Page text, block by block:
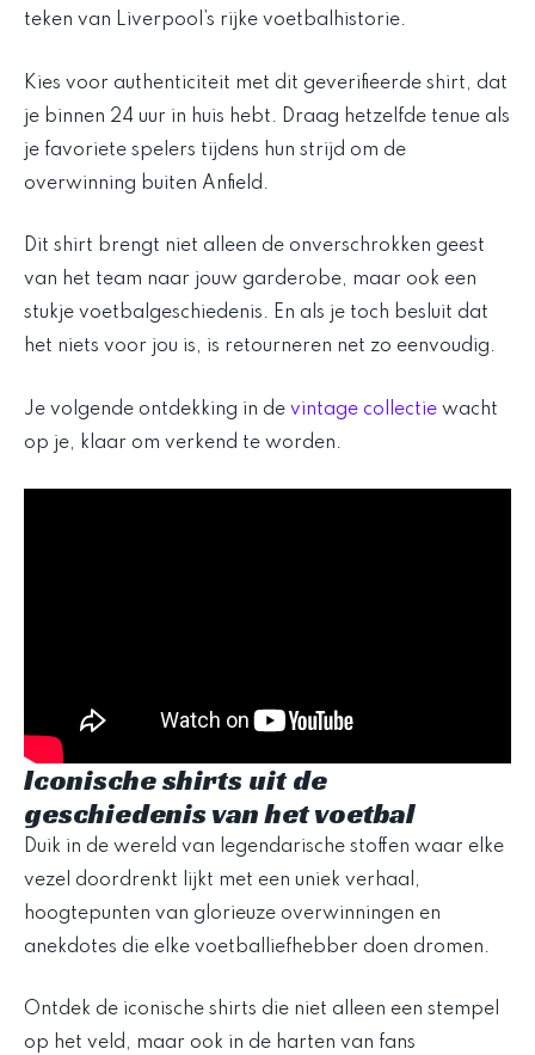
teken van Liverpool’s rijke voetbalhistorie.
Kies voor authenticiteit met dit geverifieerde shirt, dat
je binnen 24 uur in huis hebt. Draag hetzelfde tenue als
je favoriete spelers tijdens hun strijd om de
overwinning buiten Anfield.
Dit shirt brengt niet alleen de onverschrokken geest
van het team naar jouw garderobe, maar ook een
stukje voetbalgeschiedenis. En als je toch besluit dat
het niets voor jou is, is retourneren net zo eenvoudig.
Je volgende ontdekking in de vintage collectie wacht
op je, klaar om verkend te worden.
Iconische shirts uit de
geschiedenis van het voetbal
Duik in de wereld van legendarische stoffen waar elke
vezel doordrenkt lijkt met een uniek verhaal,
hoogtepunten van glorieuze overwinningen en
anekdotes die elke voetballiefhebber doen dromen.
Ontdek de iconische shirts die niet alleen een stempel
op het veld, maar ook in de harten van fans